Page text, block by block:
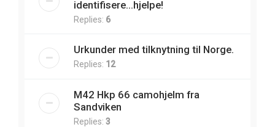
identifisere...hjelpe!
Replies: 6
Urkunder med tilknytning til Norge.
Replies: 12
M42 Hkp 66 camohjelm fra
Sandviken
Replies: 3